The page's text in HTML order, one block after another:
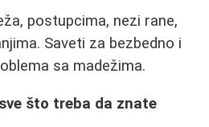
postupcima, nezi rane,
Saveti za bezbedno i
sa madežima.
što treba da znate